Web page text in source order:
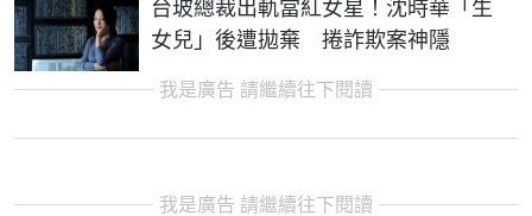
台玻總裁出軌當紅女星！沈時華「生
女兒」後遭拋棄 捲詐欺案神隱
我是廣告 請繼續往下閱讀
我是廣告 請繼續往下閱讀